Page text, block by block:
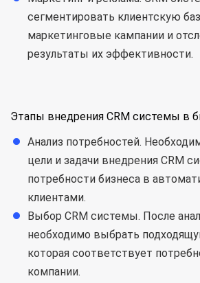
сегментировать клиентскую
маркетинговые кампании и
результаты их эффективности.
Этапы внедрения CRM системы в
Анализ потребностей.
цели и задачи внедрения CRM
потребности бизнеса в
клиентами.
Выбор CRM системы. После
необходимо выбрать
которая соответствует
компании.